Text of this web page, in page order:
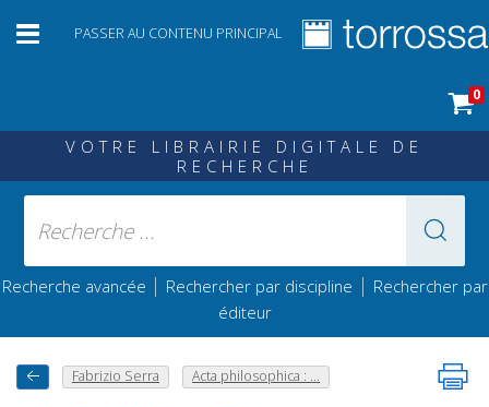
PASSER AU CONTENU PRINCIPAL
0
VOTRE LIBRAIRIE DIGITALE DE
RECHERCHE
Recherche avancée | Rechercher par discipline | Rechercher par
éditeur
Fabrizio Serra Acta philosophica : ...